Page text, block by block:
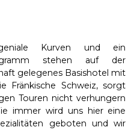
Kurven und ein
stehen auf der
gelegenes Basishotel mit
Fränkische Schweiz, sorgt
Touren nicht verhungern
immer wird uns hier eine
geboten und wir